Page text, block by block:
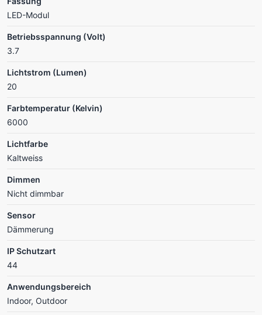
LED-Modul
Betriebsspannung (Volt)
3.7
Lichtstrom (Lumen)
20
Farbtemperatur (Kelvin)
6000
Lichtfarbe
Kaltweiss
Dimmen
Nicht dimmbar
Sensor
Dämmerung
IP Schutzart
44
Anwendungsbereich
Indoor, Outdoor